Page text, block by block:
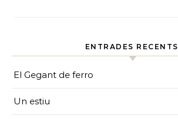
ENTRADES RECENTS
El Gegant de ferro
Un estiu